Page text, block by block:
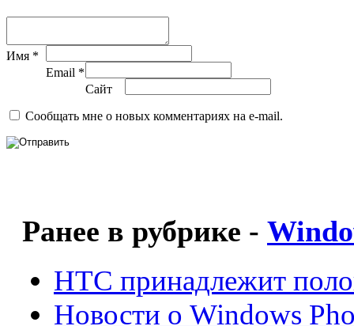
Имя *
Email *
Сайт
Сообщать мне о новых комментариях на e-mail.
Ранее в рубрике -
HTC принадлежит
Новости о Windows